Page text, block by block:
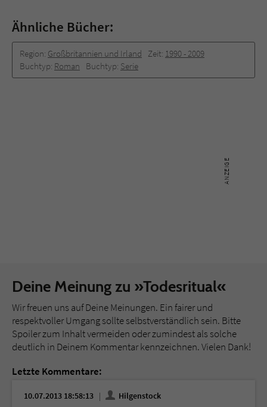
Ähnliche Bücher:
Region: Großbritannien und Irland Zeit: 1990 -­ 2009
Buchtyp: Roman Buchtyp: Serie
Deine Meinung zu »Todesritual«
Wir freuen uns auf Deine Meinungen. Ein fairer und
respektvoller Umgang sollte selbstverständlich sein. Bitte
Spoiler zum Inhalt vermeiden oder zumindest als solche
deutlich in Deinem Kommentar kennzeichnen. Vielen Dank!
Letzte Kommentare:
10.07.2013 18:58:13
Hilgenstock